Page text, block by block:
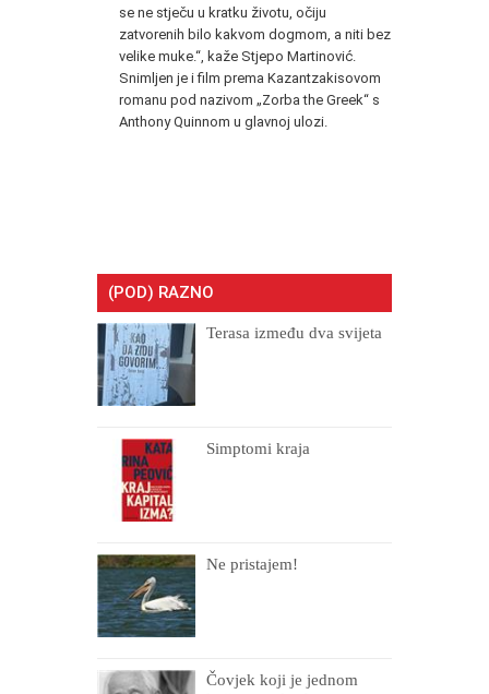
se ne stječu u kratku životu, očiju
zatvorenih bilo kakvom dogmom, a niti bez
velike muke.“, kaže Stjepo Martinović.
Snimljen je i film prema Kazantzakisovom
romanu pod nazivom „Zorba the Greek“ s
Anthony Quinnom u glavnoj ulozi.
(POD) RAZNO
Terasa između dva svijeta
Simptomi kraja
Ne pristajem!
Čovjek koji je jednom